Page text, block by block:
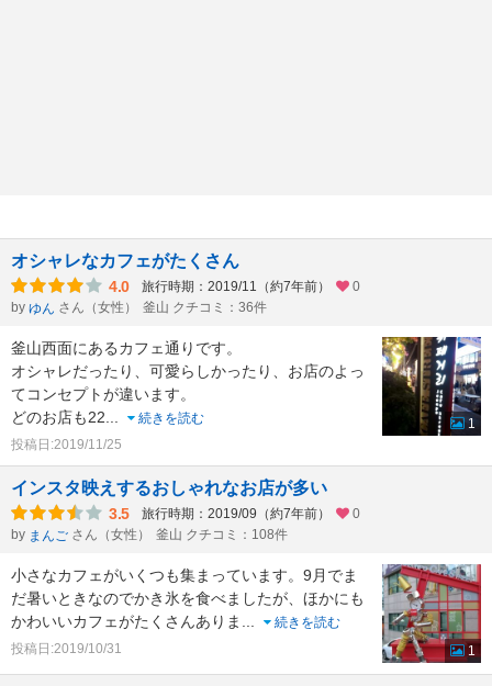
オシャレなカフェがたくさん
4.0 旅行時期：2019/11（約7年前）
0
by ゆん さん（女性） 釜山 クチコミ：36件
釜山西面にあるカフェ通りです。
オシャレだったり、可愛らしかったり、お店のよっ
てコンセプトが違います。
どのお店も22
続きを読む
投稿日:2019/11/25
1
インスタ映えするおしゃれなお店が多い
3.5 旅行時期：2019/09（約7年前）
0
by まんご さん（女性） 釜山 クチコミ：108件
小さなカフェがいくつも集まっています。9月でま
だ暑いときなのでかき氷を食べましたが、ほかにも
かわいいカフェがたくさんありま
続きを読む
投稿日:2019/10/31
1